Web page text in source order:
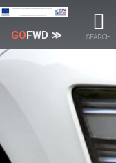
SEARCH
GOFWD ≫